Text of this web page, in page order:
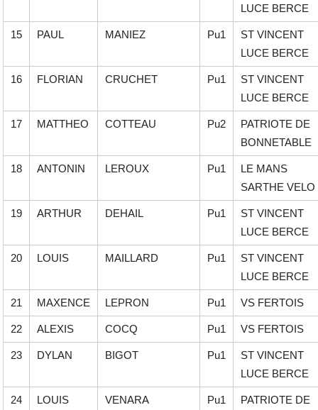
LUCE BERCE
15 PAUL MANIEZ Pu1
ST VINCENT
LUCE BERCE
16 FLORIAN CRUCHET Pu1
ST VINCENT
LUCE BERCE
17 MATTHEO COTTEAU Pu2
PATRIOTE DE
BONNETABLE
18 ANTONIN LEROUX Pu1
LE MANS
SARTHE VELO
19 ARTHUR DEHAIL Pu1
ST VINCENT
LUCE BERCE
20 LOUIS MAILLARD Pu1
ST VINCENT
LUCE BERCE
21 MAXENCE LEPRON Pu1 VS FERTOIS
22 ALEXIS COCQ Pu1 VS FERTOIS
23 DYLAN BIGOT Pu1
ST VINCENT
LUCE BERCE
24 LOUIS VENARA Pu1
PATRIOTE DE